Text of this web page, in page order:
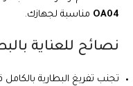
OA04 مناسبة لجهازك.
نصائح للعناية
تجنب تفريغ البطارية